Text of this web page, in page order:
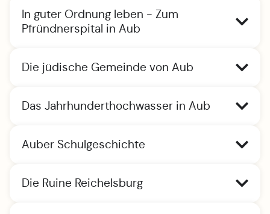
In guter Ordnung leben - Zum
Pfründnerspital in Aub
Die jüdische Gemeinde von Aub
Das Jahrhunderthochwasser in Aub
Auber Schulgeschichte
Die Ruine Reichelsburg